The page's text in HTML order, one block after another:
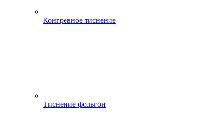
Конгревное тиснение
Тиснение фольгой